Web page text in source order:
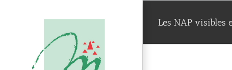
Les NAP visibles